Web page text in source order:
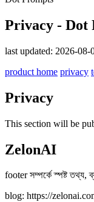
Privacy - Dot
last updated: 2026-08-
product home privacy
Privacy
This section will be
ZelonAI
footer সম্পর্কে স্পষ্ট তথ্য,
blog: https://